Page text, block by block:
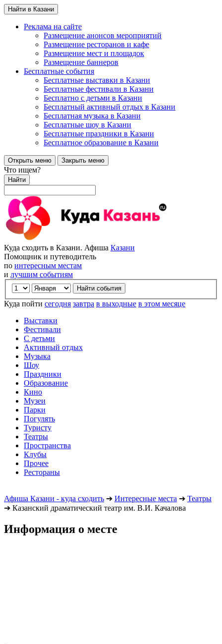
Найти в Казани
Реклама на сайте
Размещение анонсов мероприятий
Размещение ресторанов и кафе
Размещение мест и площадок
Размещение баннеров
Бесплатные события
Бесплатные выставки в Казани
Бесплатные фестивали в Казани
Бесплатно с детьми в Казани
Бесплатный активный отдых в Казани
Бесплатная музыка в Казани
Бесплатные шоу в Казани
Бесплатные праздники в Казани
Бесплатное образование в Казани
Открыть меню Закрыть меню
Что ищем?
Найти
Куда сходить в Казани. Афиша Казани
Помощник и путеводитель
по интересным местам
и лучшим событиям
Куда пойти сегодня завтра в выходные в этом месяце
Выставки
Фестивали
С детьми
Активный отдых
Музыка
Шоу
Праздники
Образование
Кино
Музеи
Парки
Погулять
Туристу
Театры
Пространства
Клубы
Прочее
Рестораны
Афиша Казани - куда сходить ➔ Интересные места ➔ Театры
➔ Казанский драматический театр им. В.И. Качалова
Информация о месте